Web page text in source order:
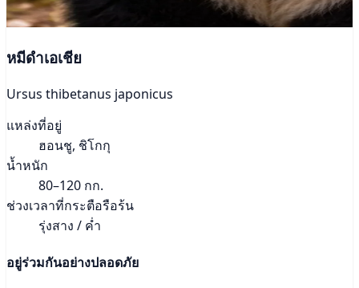
หมีดำเอเชีย
Ursus thibetanus japonicus
แหล่งที่อยู่
ฮอนชู, ชิโกกุ
น้ำหนัก
80–120 กก.
ช่วงเวลาที่กระตือรือร้น
รุ่งสาง / ค่ำ
อยู่ร่วมกันอย่างปลอดภัย